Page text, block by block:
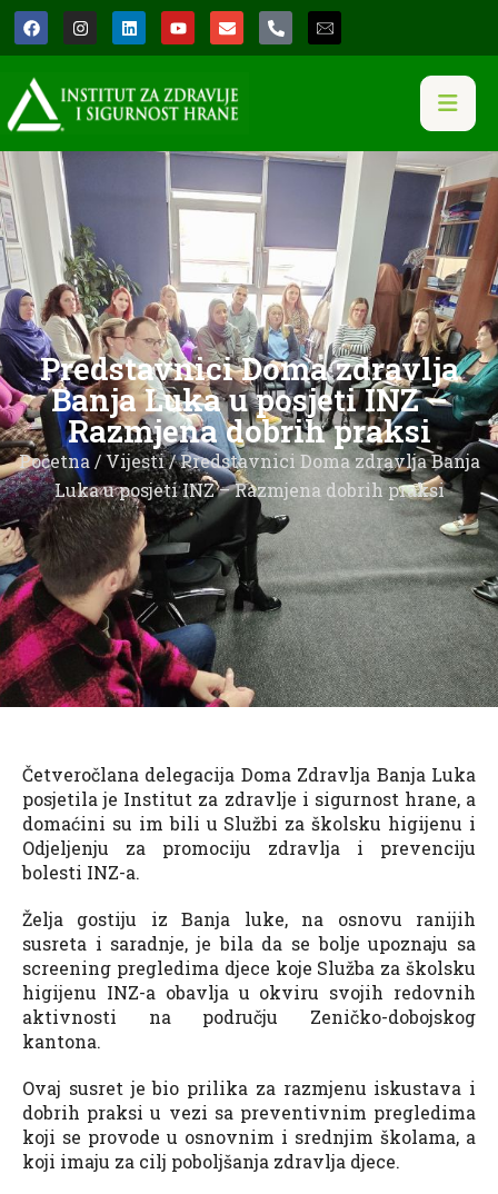
Predstavnici Doma zdravlja
Banja Luka u posjeti INZ –
Razmjena dobrih praksi
Početna /Vijesti/ Predstavnici Doma zdravlja Banja
Luka u posjeti INZ – Razmjena dobrih praksi
Četveročlana delegacija Doma Zdravlja Banja Luka
posjetila je Institut za zdravlje i sigurnost hrane, a
domaćini su im bili u Službi za školsku higijenu i
Odjeljenju za promociju zdravlja i prevenciju
bolesti INZ-a.
Želja gostiju iz Banja luke, na osnovu ranijih
susreta i saradnje, je bila da se bolje upoznaju sa
screening pregledima djece koje Služba za školsku
higijenu INZ-a obavlja u okviru svojih redovnih
aktivnosti na području Zeničko-dobojskog
kantona.
Ovaj susret je bio prilika za razmjenu iskustava i
dobrih praksi u vezi sa preventivnim pregledima
koji se provode u osnovnim i srednjim školama, a
koji imaju za cilj poboljšanja zdravlja djece.